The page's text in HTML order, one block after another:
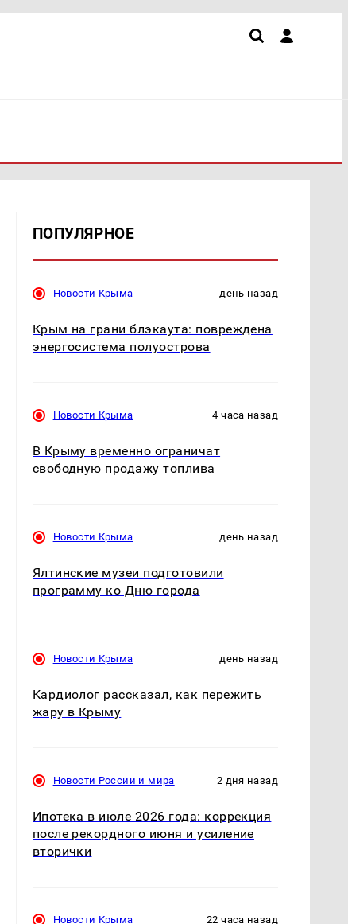
ПОПУЛЯРНОЕ
Новости Крыма день назад
Крым на грани блэкаута: повреждена
энергосистема полуострова
Новости Крыма 4 часа назад
В Крыму временно ограничат
свободную продажу топлива
Новости Крыма день назад
Ялтинские музеи подготовили
программу ко Дню города
Новости Крыма день назад
Кардиолог рассказал, как пережить
жару в Крыму
Новости России и мира 2 дня назад
Ипотека в июле 2026 года: коррекция
после рекордного июня и усиление
вторички
Новости Крыма 22 часа назад